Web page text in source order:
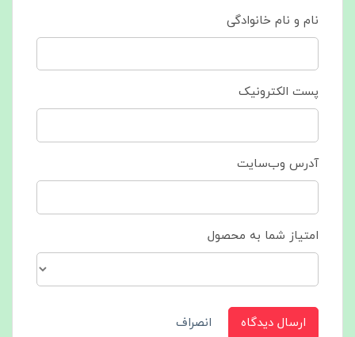
نام و نام خانوادگی
پست الکترونیک
آدرس وب‌سایت
امتیاز شما به محصول
ارسال دیدگاه انصراف